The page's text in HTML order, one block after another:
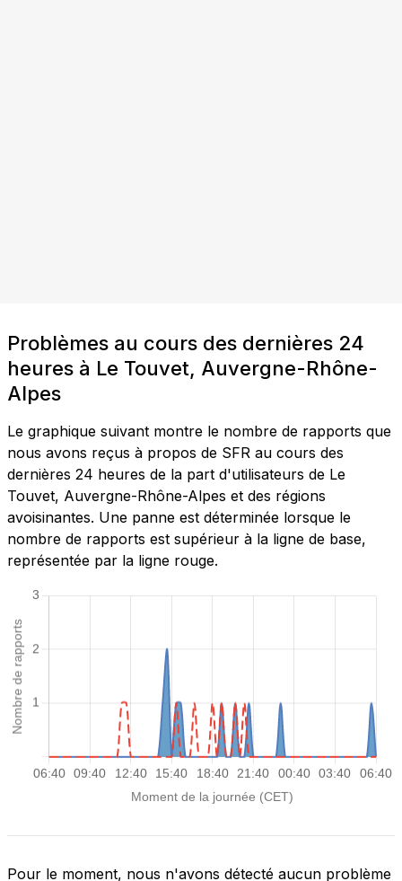
Problèmes au cours des dernières 24
heures à Le Touvet, Auvergne-Rhône-
Alpes
Le graphique suivant montre le nombre de rapports que
nous avons reçus à propos de SFR au cours des
dernières 24 heures de la part d'utilisateurs de Le
Touvet, Auvergne-Rhône-Alpes et des régions
avoisinantes. Une panne est déterminée lorsque le
nombre de rapports est supérieur à la ligne de base,
représentée par la ligne rouge.
Pour le moment, nous n'avons détecté aucun problème